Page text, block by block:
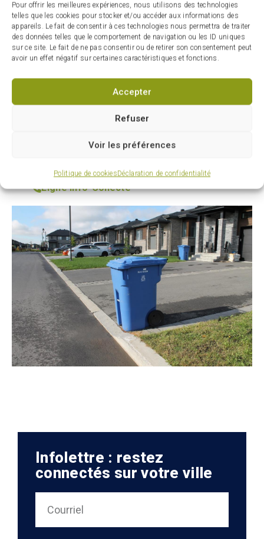
Pour offrir les meilleures expériences, nous utilisons des technologies
telles que les cookies pour stocker et/ou accéder aux informations des
appareils. Le fait de consentir à ces technologies nous permettra de traiter
des données telles que le comportement de navigation ou les ID uniques
sur ce site. Le fait de ne pas consentir ou de retirer son consentement peut
avoir un effet négatif sur certaines caractéristiques et fonctions.
Accepter
Refuser
Voir les préférences
Politique de cookiesDéclaration de confidentialité
La poignée et les roues doivent être
orientées vers votre résidence
Un dégagement d’un mètre doit être laissé
autour de votre bac
Informations sur les collectes
Vallée-du-Richelieu pour voir les
matières acceptées
Ligne Info-Collecte
Infolettre : restez
connectés sur votre ville